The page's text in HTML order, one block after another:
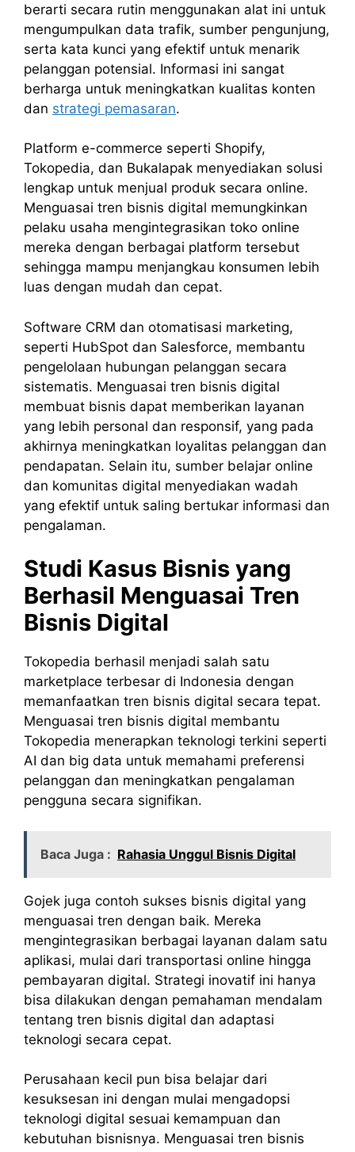
berarti secara rutin menggunakan alat ini untuk
mengumpulkan data trafik, sumber pengunjung,
serta kata kunci yang efektif untuk menarik
pelanggan potensial. Informasi ini sangat
berharga untuk meningkatkan kualitas konten
dan strategi pemasaran.
Platform e-commerce seperti Shopify,
Tokopedia, dan Bukalapak menyediakan solusi
lengkap untuk menjual produk secara online.
Menguasai tren bisnis digital memungkinkan
pelaku usaha mengintegrasikan toko online
mereka dengan berbagai platform tersebut
sehingga mampu menjangkau konsumen lebih
luas dengan mudah dan cepat.
Software CRM dan otomatisasi marketing,
seperti HubSpot dan Salesforce, membantu
pengelolaan hubungan pelanggan secara
sistematis. Menguasai tren bisnis digital
membuat bisnis dapat memberikan layanan
yang lebih personal dan responsif, yang pada
akhirnya meningkatkan loyalitas pelanggan dan
pendapatan. Selain itu, sumber belajar online
dan komunitas digital menyediakan wadah
yang efektif untuk saling bertukar informasi dan
pengalaman.
Studi Kasus Bisnis yang
Berhasil Menguasai Tren
Bisnis Digital
Tokopedia berhasil menjadi salah satu
marketplace terbesar di Indonesia dengan
memanfaatkan tren bisnis digital secara tepat.
Menguasai tren bisnis digital membantu
Tokopedia menerapkan teknologi terkini seperti
AI dan big data untuk memahami preferensi
pelanggan dan meningkatkan pengalaman
pengguna secara signifikan.
Baca Juga : Rahasia Unggul Bisnis Digital
Gojek juga contoh sukses bisnis digital yang
menguasai tren dengan baik. Mereka
mengintegrasikan berbagai layanan dalam satu
aplikasi, mulai dari transportasi online hingga
pembayaran digital. Strategi inovatif ini hanya
bisa dilakukan dengan pemahaman mendalam
tentang tren bisnis digital dan adaptasi
teknologi secara cepat.
Perusahaan kecil pun bisa belajar dari
kesuksesan ini dengan mulai mengadopsi
teknologi digital sesuai kemampuan dan
kebutuhan bisnisnya. Menguasai tren bisnis